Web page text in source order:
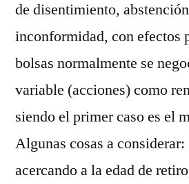
de disentimiento,
inconformidad, con efectos
bolsas normalmente se
variable (acciones) como
siendo el primer caso es el
Algunas cosas a considerar:
acercando a la edad de